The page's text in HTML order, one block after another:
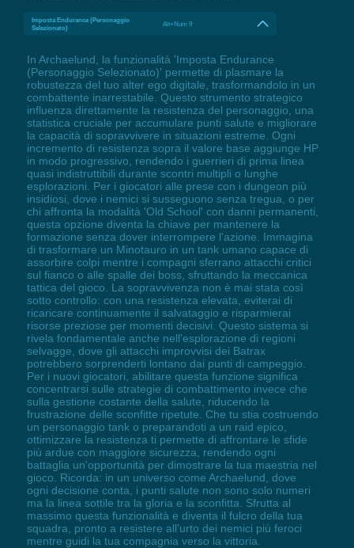
Imposta Endurance (Personaggio
Selezionato)
Alt+Num 9
In Archaelund, la funzionalità 'Imposta Endurance
(Personaggio Selezionato)' permette di plasmare la
robustezza del tuo alter ego digitale, trasformandolo in un
combattente inarrestabile. Questo strumento strategico
influenza direttamente la resistenza del personaggio, una
statistica cruciale per accumulare punti salute e migliorare
la capacità di sopravvivere in situazioni estreme. Ogni
incremento di resistenza sopra il valore base aggiunge HP
in modo progressivo, rendendo i guerrieri di prima linea
quasi indistruttibili durante scontri multipli o lunghe
esplorazioni. Per i giocatori alle prese con i dungeon più
insidiosi, dove i nemici si susseguono senza tregua, o per
chi affronta la modalità 'Old School' con danni permanenti,
questa opzione diventa la chiave per mantenere la
formazione senza dover interrompere l'azione. Immagina
di trasformare un Minotauro in un tank umano capace di
assorbire colpi mentre i compagni sferrano attacchi critici
sul fianco o alle spalle dei boss, sfruttando la meccanica
tattica del gioco. La sopravvivenza non è mai stata così
sotto controllo: con una resistenza elevata, eviterai di
ricaricare continuamente il salvataggio e risparmierai
risorse preziose per momenti decisivi. Questo sistema si
rivela fondamentale anche nell'esplorazione di regioni
selvagge, dove gli attacchi improvvisi dei Batrax
potrebbero sorprenderti lontano dai punti di campeggio.
Per i nuovi giocatori, abilitare questa funzione significa
concentrarsi sulle strategie di combattimento invece che
sulla gestione costante della salute, riducendo la
frustrazione delle sconfitte ripetute. Che tu stia costruendo
un personaggio tank o preparandoti a un raid epico,
ottimizzare la resistenza ti permette di affrontare le sfide
più ardue con maggiore sicurezza, rendendo ogni
battaglia un'opportunità per dimostrare la tua maestria nel
gioco. Ricorda: in un universo come Archaelund, dove
ogni decisione conta, i punti salute non sono solo numeri
ma la linea sottile tra la gloria e la sconfitta. Sfrutta al
massimo questa funzionalità e diventa il fulcro della tua
squadra, pronto a resistere all'urto dei nemici più feroci
mentre guidi la tua compagnia verso la vittoria.